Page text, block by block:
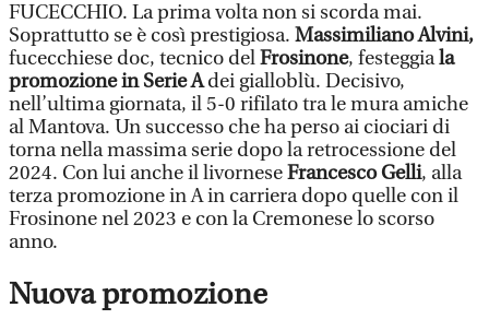
FUCECCHIO. La prima volta non si scorda mai.
Soprattutto se è così prestigiosa. Massimiliano Alvini,
fucecchiese doc, tecnico delFrosinone, festeggiala
promozione in Serie Adei gialloblù. Decisivo,
nell’ultima giornata, il 5-0 rifilato tra le mura amiche
al Mantova. Un successo che ha perso ai ciociari di
torna nella massima serie dopo la retrocessione del
2024. Con lui anche il livorneseFrancesco Gelli, alla
terza promozione in A in carriera dopo quelle con il
Frosinone nel 2023 e con la Cremonese lo scorso
anno.
Nuova promozione